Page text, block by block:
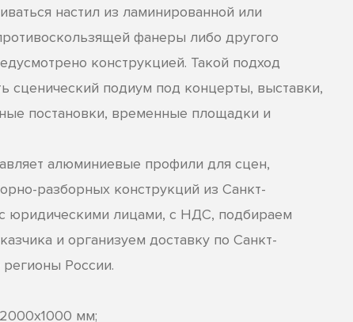
настил из ламинированной или
фанеры либо другого
конструкцией. Такой подход
сценический подиум под концерты, выставки,
постановки, временные площадки и
алюминиевые профили для сцен,
разборных конструкций из Санкт-
юридическими лицами, с НДС, подбираем
и организуем доставку по Санкт-
России.
мм;